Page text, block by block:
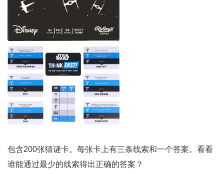
包含200张猜谜卡。每张卡上有三条线索和一个答案。看看
谁能通过最少的线索得出正确的答案？